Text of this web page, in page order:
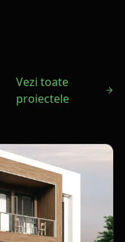
Vezi toate
proiectele